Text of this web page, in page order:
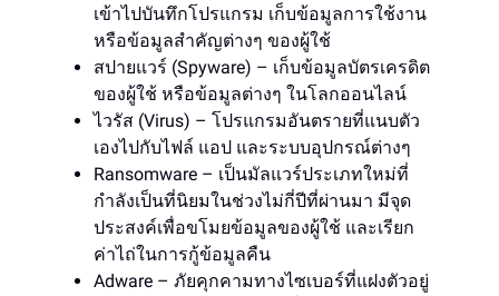
เข้าไปบันทึกโปรแกรม เก็บข้อมูลการใช้งาน
หรือข้อมูลสำคัญต่างๆ ของผู้ใช้
สปายแวร์ (Spyware) – เก็บข้อมูลบัตรเครดิต
ของผู้ใช้ หรือข้อมูลต่างๆ ในโลกออนไลน์
ไวรัส (Virus) – โปรแกรมอันตรายที่แนบตัว
เองไปกับไฟล์ แอป และระบบอุปกรณ์ต่างๆ
Ransomware – เป็นมัลแวร์ประเภทใหม่ที่
กำลังเป็นที่นิยมในช่วงไม่กี่ปีที่ผ่านมา มีจุด
ประสงค์เพื่อขโมยข้อมูลของผู้ใช้ และเรียก
ค่าไถ่ในการกู้ข้อมูลคืน
Adware – ภัยคุกคามทางไซเบอร์ที่แฝงตัวอยู่